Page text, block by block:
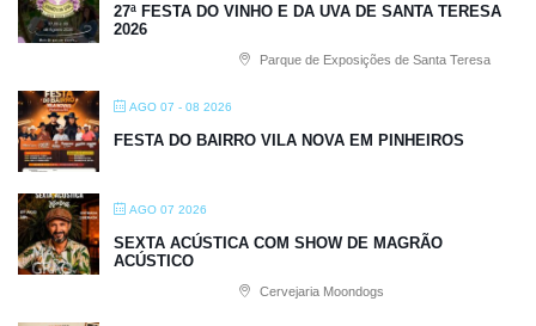
27ª FESTA DO VINHO E DA UVA DE SANTA TERESA
2026
Parque de Exposições de Santa Teresa
AGO 07 - 08 2026
FESTA DO BAIRRO VILA NOVA EM PINHEIROS
AGO 07 2026
SEXTA ACÚSTICA COM SHOW DE MAGRÃO
ACÚSTICO
Cervejaria Moondogs